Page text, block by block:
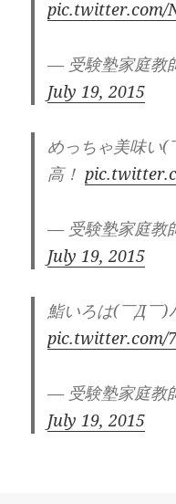
pic.twitter.com/
— 受験塾家庭教
July 19, 2015
めっちゃ美味い(
高！
— 受験塾家庭教
July 19, 2015
鮨いろは(￣Д￣)
pic.twitter.com/
— 受験塾家庭教
July 19, 2015